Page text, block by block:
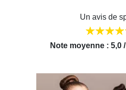
Un avis de
Note moyenne : 5,0